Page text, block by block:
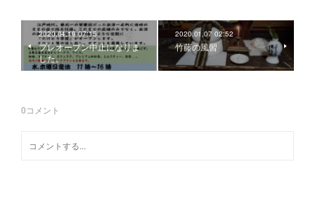
2020.04.19 07:15
プレオープン中止になりま
した。
2020.01.07 02:52
竹藤の風習
0コメント